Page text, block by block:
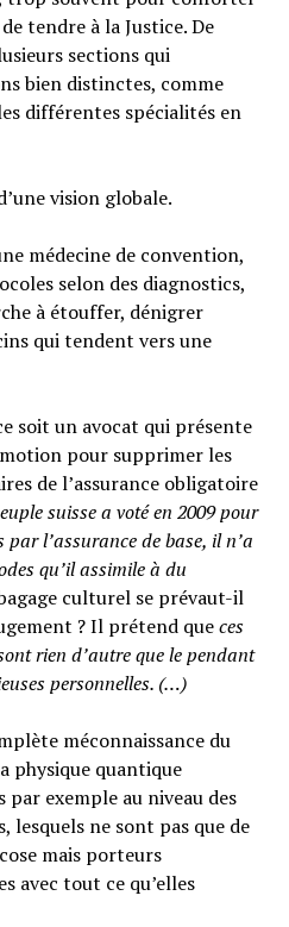
tendre à la Justice. De
sections qui
bien distinctes, comme
différentes spécialités en
vision globale.
médecine de convention,
selon des diagnostics,
à étouffer, dénigrer
qui tendent vers une
soit un avocat qui présente
pour supprimer les
de l’assurance obligatoire
suisse a voté en 2009 pour
par l’assurance de base, il n’a
qu’il assimile à du
culturel se prévaut-il
? Il prétend queces
rien d’autre que le pendant
personnelles. (…)
méconnaissance du
physique quantique
exemple au niveau des
lesquels ne sont pas que de
mais porteurs
avec tout ce qu’elles